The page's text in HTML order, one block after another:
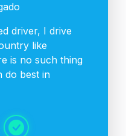
driver, I drive
like
is no such thing
do best in